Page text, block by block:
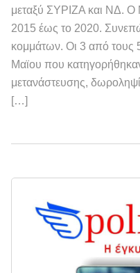
μεταξύ ΣΥΡΙΖΑ και ΝΔ. Ο
2015 έως το 2020.
κομμάτων. Οι 3 από τους
Μαϊου που
μετανάστευσης,
[…]